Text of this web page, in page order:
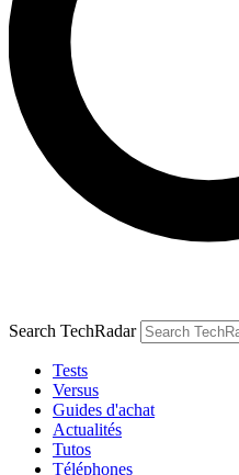
Search TechRadar
Tests
Versus
Guides d'achat
Actualités
Tutos
Téléphones